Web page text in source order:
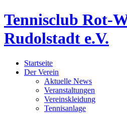
Tennisclub Rot-
Rudolstadt e.V.
Startseite
Der Verein
Aktuelle News
Veranstaltungen
Vereinskleidung
Tennisanlage